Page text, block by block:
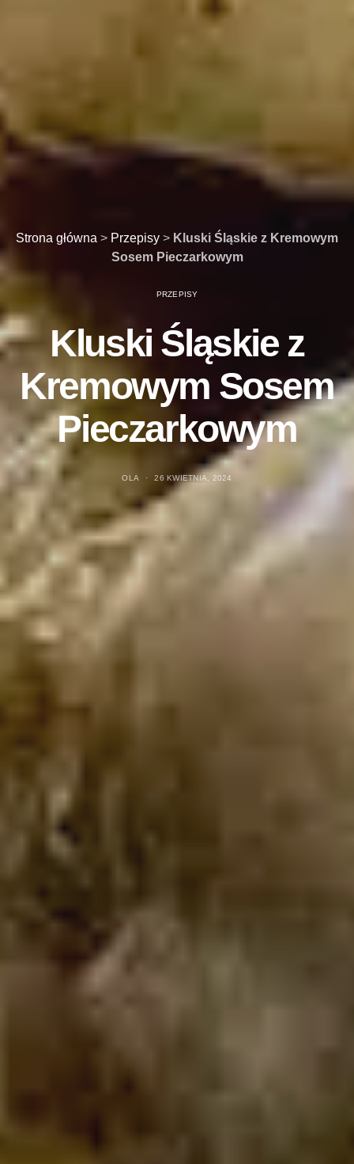
Strona główna > Przepisy > Kluski Śląskie z Kremowym
Sosem Pieczarkowym
PRZEPISY
Kluski Śląskie z
Kremowym Sosem
Pieczarkowym
OLA 26 KWIETNIA, 2024